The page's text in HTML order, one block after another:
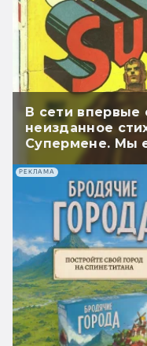
В сети впервые
неизданное
Супермене. Мы
РЕКЛАМА